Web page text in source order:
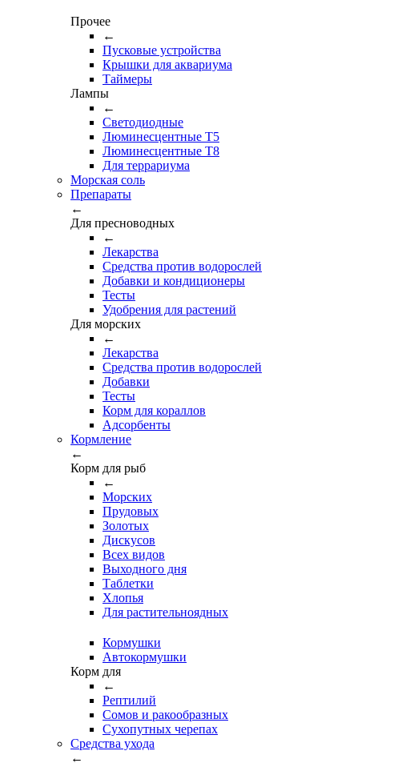
Прочее
←
Пусковые устройства
Крышки для аквариума
Таймеры
Лампы
←
Светодиодные
Люминесцентные Т5
Люминесцентные Т8
Для террариума
Морская соль
Препараты
←
Для пресноводных
←
Лекарства
Средства против водорослей
Добавки и кондиционеры
Тесты
Удобрения для растений
Для морских
←
Лекарства
Средства против водорослей
Добавки
Тесты
Корм для кораллов
Адсорбенты
Кормление
←
Корм для рыб
←
Морских
Прудовых
Золотых
Дискусов
Всех видов
Выходного дня
Таблетки
Хлопья
Для растительноядных
Кормушки
Автокормушки
Корм для
←
Рептилий
Сомов и ракообразных
Сухопутных черепах
Средства ухода
←